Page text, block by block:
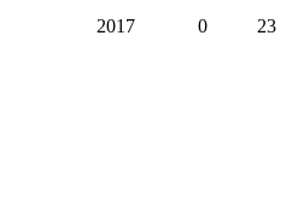
2017 0 23